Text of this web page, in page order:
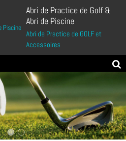
Abri de Practice de Golf &
Abri de Piscine
Abri de Practice de GOLF et
Accessoires